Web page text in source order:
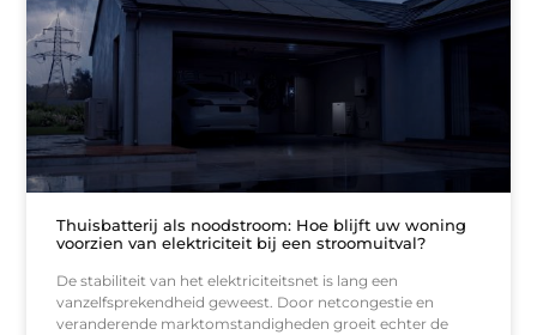
Thuisbatterij als noodstroom: Hoe blijft uw woning
voorzien van elektriciteit bij een stroomuitval?
De stabiliteit van het elektriciteitsnet is lang een
vanzelfsprekendheid geweest. Door netcongestie en
veranderende marktomstandigheden groeit echter de